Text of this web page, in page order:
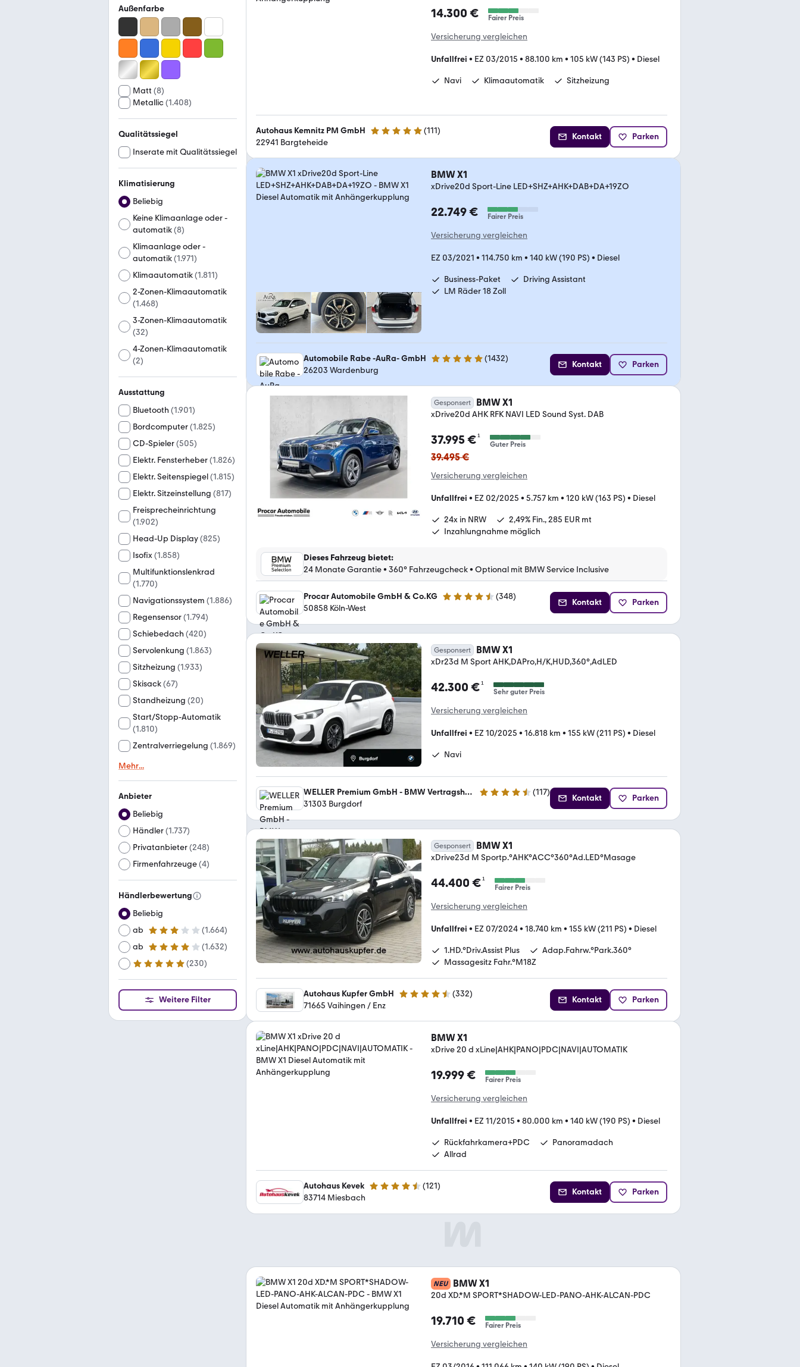
Außenfarbe
Matt (8)
Metallic(1.408)
Qualitätssiegel
Inserate mit Qualitätssiegel
Klimatisierung
Beliebig
Keine Klimaanlage oder -
automatik(8)
Klimaanlage oder -
automatik(1.971)
Klimaautomatik(1.811)
2-Zonen-Klimaautomatik
(1.468)
3-Zonen-Klimaautomatik
(32)
4-Zonen-Klimaautomatik
(2)
Ausstattung
Bluetooth (1.901)
Bordcomputer(1.825)
CD-Spieler(505)
Elektr. Fensterheber(1.826)
Elektr. Seitenspiegel(1.815)
Elektr. Sitzeinstellung (817)
Freisprecheinrichtung
(1.902)
Head-Up Display(825)
Isofix(1.858)
Multifunktionslenkrad
(1.770)
Navigationssystem (1.886)
Regensensor(1.794)
Schiebedach (420)
Servolenkung (1.863)
Sitzheizung (1.933)
Skisack(67)
Standheizung (20)
Start/Stopp-Automatik
(1.810)
Zentralverriegelung (1.869)
Mehr...
Anbieter
Beliebig
Händler(1.737)
Privatanbieter(248)
Firmenfahrzeuge(4)
Händlerbewertung
Beliebig
ab
3 Sterne (1.664)
ab
4 Sterne (1.632)
ab
5 Sterne (230)
Weitere Filter
14.300 € Fairer Preis
Versicherung vergleichen
Unfallfrei • EZ 03/2015 • 88.100 km • 105 kW (143 PS) • Diesel
Navi Klimaautomatik Sitzheizung
Autohaus Kemnitz PM GmbH 5 Sterne (111)
22941 Bargteheide
Kontakt Parken
BMW X1
xDrive20d Sport-Line LED+SHZ+AHK+DAB+DA+19ZO
22.749 € Fairer Preis
Versicherung vergleichen
EZ 03/2021 • 114.750 km • 140 kW (190 PS) • Diesel
Business-Paket
Driving Assistant
LM Räder 18 Zoll
Automobile Rabe -AuRa- GmbH 4.9 Sterne (1432)
26203 Wardenburg
Kontakt Parken
Gesponsert BMW X1
xDrive20d AHK RFK NAVI LED Sound Syst. DAB
37.995 €¹
Guter Preis
39.495 €
Versicherung vergleichen
Unfallfrei • EZ 02/2025 • 5.757 km • 120 kW (163 PS) • Diesel
24x in NRW
2,49% Fin., 285 EUR mt
Inzahlungnahme möglich
Dieses Fahrzeug bietet:
24 Monate Garantie• 360° Fahrzeugcheck• Optional mit BMW Service Inclusive
Procar Automobile GmbH & Co.KG 4.4 Sterne (348)
50858 Köln-West
Kontakt Parken
Gesponsert BMW X1
xDr23d M Sport AHK,DAPro,H/K,HUD,360°,AdLED
42.300 €¹
Sehr guter Preis
Versicherung vergleichen
Unfallfrei • EZ 10/2025 • 16.818 km • 155 kW (211 PS) • Diesel
Navi
WELLER Premium GmbH - BMW Vertragshändler - MINI Servicebetrieb 4.4 Sterne (117)
31303 Burgdorf
Kontakt Parken
Gesponsert BMW X1
xDrive23d M Sportp.°AHK°ACC°360°Ad.LED°Masage
44.400 €¹
Fairer Preis
Versicherung vergleichen
Unfallfrei • EZ 07/2024• 18.740 km • 155 kW (211 PS) • Diesel
1.HD.°Driv.Assist Plus
Adap.Fahrw.°Park.360°
Massagesitz Fahr.°M18Z
Autohaus Kupfer GmbH 4.7 Sterne (332)
71665 Vaihingen / Enz
Kontakt Parken
BMW X1
xDrive 20 d xLine|AHK|PANO|PDC|NAVI|AUTOMATIK
19.999 € Fairer Preis
Versicherung vergleichen
Unfallfrei • EZ 11/2015 • 80.000 km • 140 kW (190 PS) • Diesel
Rückfahrkamera+PDC
Panoramadach
Allrad
Autohaus Kevek 4.5 Sterne (121)
83714 Miesbach
Kontakt Parken
NEU BMW X1
20d XD.*M SPORT*SHADOW-LED-PANO-AHK-ALCAN-PDC
19.710 € Fairer Preis
Versicherung vergleichen